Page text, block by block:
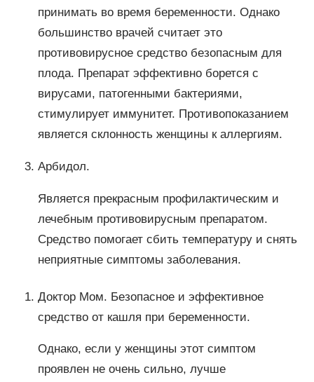
принимать во время беременности. Однако
большинство врачей считает это
противовирусное средство безопасным для
плода. Препарат эффективно борется с
вирусами, патогенными бактериями,
стимулирует иммунитет. Противопоказанием
является склонность женщины к аллергиям.
Арбидол.
Является прекрасным профилактическим и
лечебным противовирусным препаратом.
Средство помогает сбить температуру и снять
неприятные симптомы заболевания.
Доктор Мом. Безопасное и эффективное
средство от кашля при беременности.
Однако, если у женщины этот симптом
проявлен не очень сильно, лучше